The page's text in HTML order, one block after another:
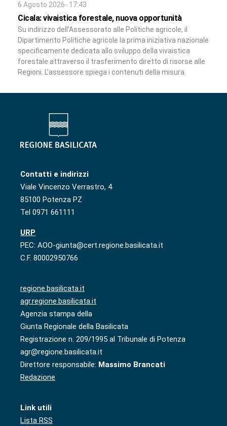
6 Agosto 2026- 17:43
Cicala: vivaistica forestale, nuova opportunità
Su indirizzo dell’Assessorato alle Politiche agricole, il
Dipartimento Politiche agricole la prima iniziativa nazionale
specificamente dedicata allo sviluppo della vivaistica
forestale attraverso il trasferimento diretto di risorse alle
Regioni. L’assessore spiega i contenuti della misura.
Contatti e indirizzi
Viale Vincenzo Verrastro, 4
85100 Potenza PZ
Tel 0971 661111
URP
PEC: AOO-giunta@cert.regione.basilicata.it
C.F. 80002950766
regione.basilicata.it
agr.regione.basilicata.it
Agenzia stampa della
Giunta Regionale della Basilicata
Registrazione n. 209/1995 al Tribunale di Potenza
agr@regione.basilicata.it
Direttore responsabile: Massimo Brancati
Redazione
Link utili
Lista RSS